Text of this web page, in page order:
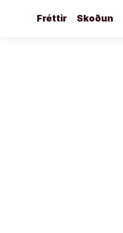
Fréttir Skoðun